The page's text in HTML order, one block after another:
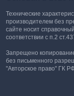
Технические
производителем без
сайте носит
соответствии с п.2
Запрещено
без письменного
"Авторское право" ГК